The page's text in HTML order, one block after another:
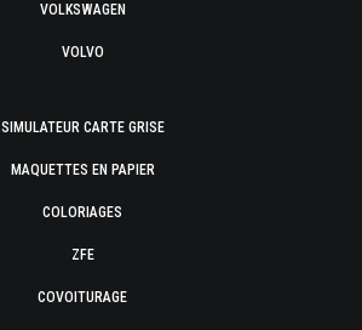
VOLKSWAGEN
VOLVO
SIMULATEUR CARTE GRISE
MAQUETTES EN PAPIER
COLORIAGES
ZFE
COVOITURAGE